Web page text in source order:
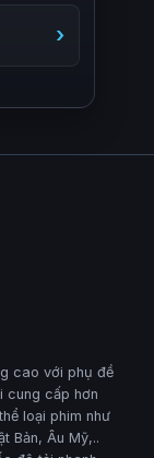
cao với phụ đề
cung cấp hơn
loại phim như
Bản, Âu Mỹ,..